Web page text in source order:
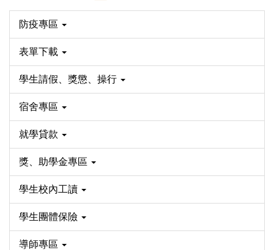
防疫專區
表單下載
學生請假、獎懲、操行
宿舍專區
就學貸款
獎、助學金專區
學生校內工讀
學生團體保險
導師專區